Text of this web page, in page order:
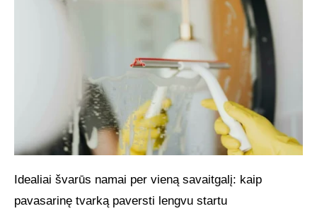
Idealiai švarūs namai per vieną savaitgalį: kaip
pavasarinę tvarką paversti lengvu startu